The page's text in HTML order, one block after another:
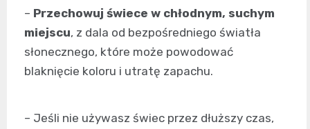
– Przechowuj świece w chłodnym, suchym
miejscu, z dala od bezpośredniego światła
słonecznego, które może powodować
blaknięcie koloru i utratę zapachu.
– Jeśli nie używasz świec przez dłuższy czas,